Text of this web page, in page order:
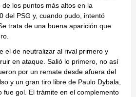
los puntos más altos en la
del PSG y, cuando pudo, intentó
trata de una buena aparición que
el de neutralizar al rival primero y
en ataque. Salió lo primero, no así
por un remate desde afuera del
y un gran tiro libre de Paulo Dybala,
fue gol. El trámite en el complemento